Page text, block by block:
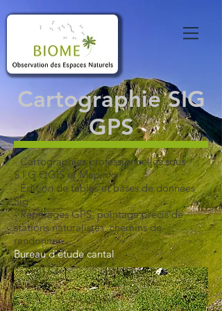
Cartographie SIG
GPS
- Cartographies professionnelles sous
S.I.G QGIS et Mapinfo
- Édition de tables et bases de données
Sig
- Repérages GPS, pointage précis de
stations naturalistes, chemins de
randonnée ...
Bureau d'étude cantal